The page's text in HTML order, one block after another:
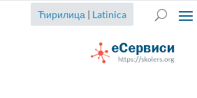
Ћирилица | Latinica